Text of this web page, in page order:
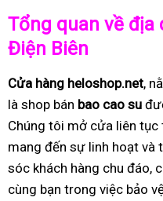
Tổng quan về địa
Điện Biên
Cửa hàng heloshop.net,
là shop bán bao cao su
Chúng tôi mở cửa liên
mang đến sự linh hoạt và
sóc khách hàng chu đáo,
cùng bạn trong việc bảo